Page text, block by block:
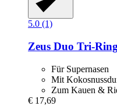
5.0 (1)
Zeus Duo Tri-​
Für Supernasen
Mit
Zum Kauen &
€ 17,69